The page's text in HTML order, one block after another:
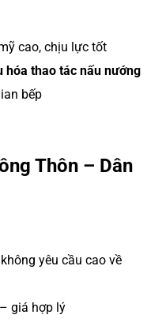
cao, chịu lực tốt
hóa thao tác nấu nướng
bếp
Thôn – Dân
yêu cầu cao về
giá hợp lý